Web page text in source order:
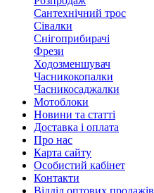
Сантехнічний трос
Сівалки
Снігоприбирачі
Фрези
Ходозменшувач
Часникокопалки
Часникосаджалки
Мотоблоки
Новини та статті
Доставка і оплата
Про нас
Карта сайту
Особистий кабінет
Контакти
Відділ оптових продажів